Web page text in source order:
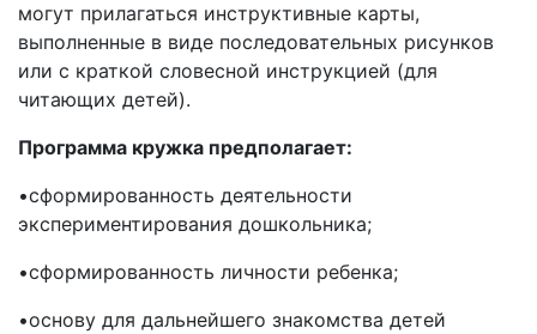
могут прилагаться инструктивные карты,
выполненные в виде последовательных рисунков
или с краткой словесной инструкцией (для
читающих детей).
Программа кружка предполагает:
•сформированность деятельности
экспериментирования дошкольника;
•сформированность личности ребенка;
•основу для дальнейшего знакомства детей